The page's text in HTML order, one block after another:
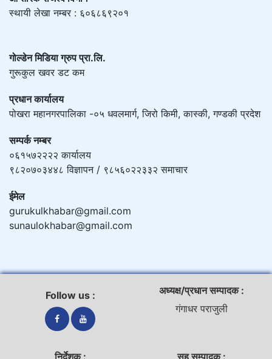
स्थायी लेखा नम्बर : ६०६८६९२०१
गोल्डेन मिडिया ग्रुप प्रा.लि.
गुरूकुल खवर डट कम
प्रधान कार्यालय
पोखरा महानगरपालिका -०५ धवलमार्ग, जिरो किमी, कास्की, गण्डकी प्रदेश
सम्पर्क नम्बर
०६१५७२२२२ कार्यालय
९८२०७०३४४८ विज्ञापन / ९८५६०२२३३२ समाचार
ईमेल
gurukulkhabar@gmail.com
sunaulokhabar@gmail.com
Follow us :
अध्यक्ष/प्रधान सम्पादक :
गंगाधर पराजुली
निर्देशक : सह सम्पादक :